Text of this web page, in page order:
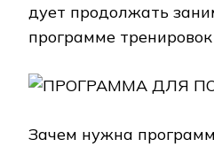
ду­ет про­дол­жать
программе
Зачем нужна